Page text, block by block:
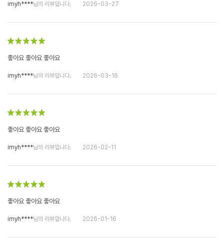
imyh****님의 리뷰입니다. 2026-03-27
좋아요 좋아요 좋아요
imyh****님의 리뷰입니다. 2026-03-16
좋아요 좋아요 좋아요
imyh****님의 리뷰입니다. 2026-02-11
좋아요 좋아요 좋아요
imyh****님의 리뷰입니다. 2026-01-16